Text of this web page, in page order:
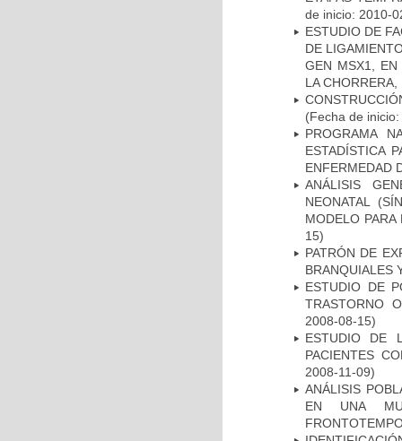
de inicio: 2010-
ESTUDIO DE
DE
GEN MSX1, EN
LA
(Fecha de
PROGRAMA
ESTADÍSTICA
ENFERMEDAD
ANÁLISIS
NEONATAL
MODELO
15)
PATRÓN DE
BRANQUIALES
ESTUDIO DE
TRASTORNO
2008-08-15)
ESTUDIO DE
PACIENTES
2008-11-09)
ANÁLISIS
EN UNA